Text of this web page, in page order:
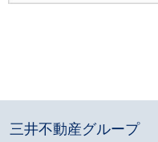
三井不動産グループ